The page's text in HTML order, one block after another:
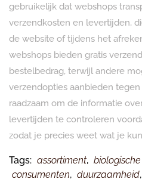
gebruikelijk dat webshops
verzendkosten en levertijden,
de website of tijdens het
webshops bieden gratis
bestelbedrag, terwijl andere
verzendopties aanbieden
raadzaam om de informatie
levertijden te controleren
zodat je precies weet wat je
Tags: assortiment,
consumenten, duurzaamheid,